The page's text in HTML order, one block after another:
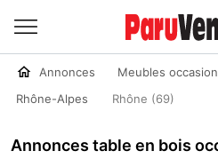
Annonces Meubles occasion
Rhône-Alpes
Rhône (69)
Annonces table en bois